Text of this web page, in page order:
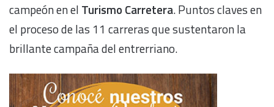
campeón en el Turismo Carretera. Puntos claves en
el proceso de las 11 carreras que sustentaron la
brillante campaña del entrerriano.